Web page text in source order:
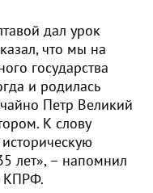
дал урок
что мы на
государства
и родилась
Петр Великий
К слову
лет», – напомнил
КПРФ.